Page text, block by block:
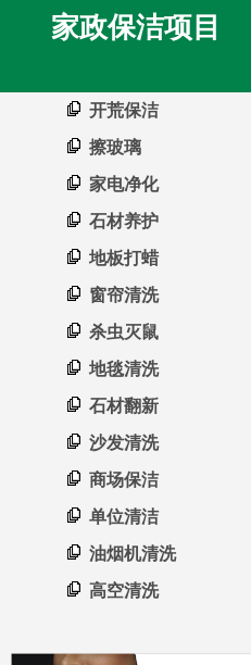
家政保洁项目
开荒保洁
擦玻璃
家电净化
石材养护
地板打蜡
窗帘清洗
杀虫灭鼠
地毯清洗
石材翻新
沙发清洗
商场保洁
单位清洁
油烟机清洗
高空清洗